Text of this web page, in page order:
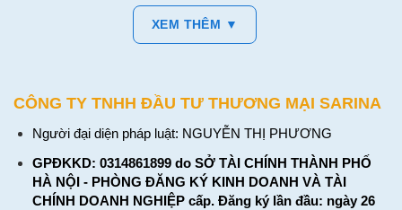
XEM THÊM ▼
CÔNG TY TNHH ĐẦU TƯ THƯƠNG MẠI SARINA
Người đại diện pháp luật: NGUYỄN THỊ PHƯƠNG
GPĐKKD: 0314861899 do SỞ TÀI CHÍNH THÀNH PHỐ
HÀ NỘI - PHÒNG ĐĂNG KÝ KINH DOANH VÀ TÀI
CHÍNH DOANH NGHIỆP cấp. Đăng ký lần đầu: ngày 26